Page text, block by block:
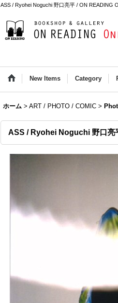
ASS / Ryohei Noguchi 野口亮平 / ON READING
New Items Category
ホーム > ART / PHOTO / COMIC >
ASS / Ryohei Noguchi 野口亮